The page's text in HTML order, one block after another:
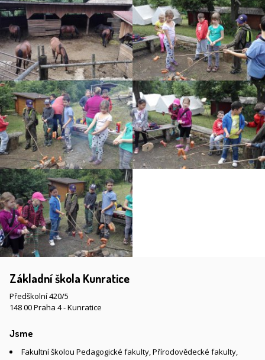
Základní škola Kunratice
Předškolní 420/5
148 00 Praha 4 - Kunratice
Jsme
Fakultní školou Pedagogické fakulty, Přírodovědecké fakulty,